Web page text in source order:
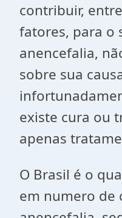
contribuir,
fatores, para o
anencefalia,
sobre sua
existe cura ou
apenas
O Brasil é o
em numero de